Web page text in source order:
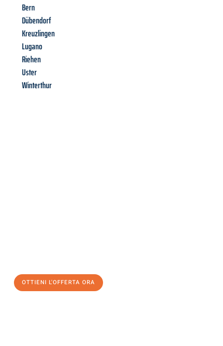
Bern
Dübendorf
Kreuzlingen
Lugano
Riehen
Uster
Winterthur
OTTIENI L'OFFERTA ORA